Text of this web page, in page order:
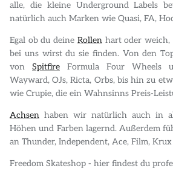
alle, die kleine Underground Labels
natürlich auch Marken wie Quasi, FA,
Egal ob du deine Rollenhart oder weich,
bei uns wirst du sie finden. Von den
von Spitfire Formula Four Wheels
Wayward, OJs, Ricta, Orbs, bis hin zu
wie Crupie, die ein Wahnsinns Preis-
Achsen haben wir natürlich auch in
Höhen und Farben lagernd. Außerdem
an Thunder, Independent, Ace, Film,
Freedom Skateshop - hier findest du